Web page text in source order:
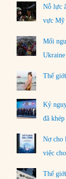
Nỗ lực
vực Mỹ
Mối
Ukraine
Thế
Kỷ
đã
Nợ cho
việc
Thế